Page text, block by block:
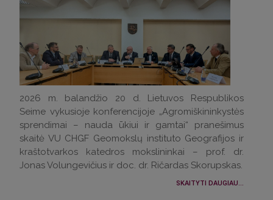
2026 m. balandžio 20 d. Lietuvos Respublikos
Seime vykusioje konferencijoje „Agromiškininkystės
sprendimai – nauda ūkiui ir gamtai“ pranešimus
skaitė VU CHGF Geomokslų instituto Geografijos ir
kraštotvarkos katedros mokslininkai – prof. dr.
Jonas Volungevičius ir doc. dr. Ričardas Skorupskas.
SKAITYTI DAUGIAU...